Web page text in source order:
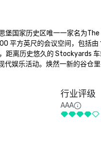
堡国家历史区唯一一家名为
平方英尺的会议空间，包括
距离历史悠久的 Stockyards
代娱乐活动。焕然一新的谷仓
行业评级
AAA